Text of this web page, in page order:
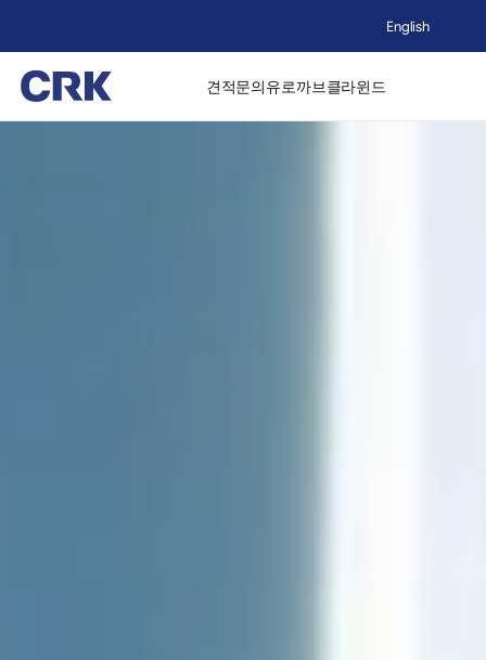
English
견적문의유로까브클라윈드